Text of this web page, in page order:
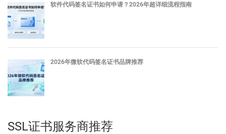
软件代码签名证书如何申请？2026年超详细流程指南
2026年微软代码签名证书品牌推荐
SSL证书服务商推荐